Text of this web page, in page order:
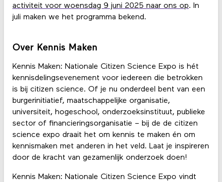
activiteit voor woensdag 9 juni 2025 naar ons op. In
juli maken we het programma bekend.
Over Kennis Maken
Kennis Maken: Nationale Citizen Science Expo is hét
kennisdelingsevenement voor iedereen die betrokken
is bij citizen science. Of je nu onderdeel bent van een
burgerinitiatief, maatschappelijke organisatie,
universiteit, hogeschool, onderzoeksinstituut, publieke
sector of financieringsorganisatie – bij de de citizen
science expo draait het om kennis te maken én om
kennismaken met anderen in het veld. Laat je inspireren
door de kracht van gezamenlijk onderzoek doen!
Kennis Maken: Nationale Citizen Science Expo vindt